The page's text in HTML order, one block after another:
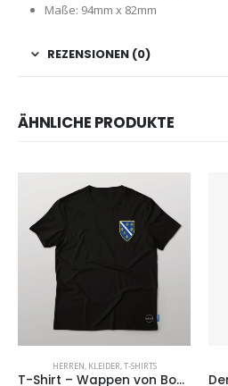
Maße: 94mm x 82mm
REZENSIONEN (0)
ÄHNLICHE PRODUKTE
HERREN, KLEIDER,T-SHIRTS
T-Shirt – Wappen von Bosnien und Herzegowina